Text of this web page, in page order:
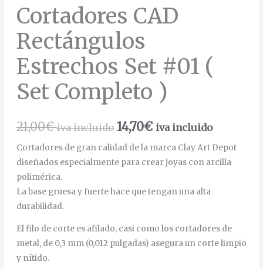
Cortadores CAD
Rectángulos
Estrechos Set #01 (
Set Completo )
21,00€ iva incluido 14,70€ iva incluido
Cortadores de gran calidad de la marca Clay Art Depot
diseñados especialmente para crear joyas con arcilla
polimérica.
La base gruesa y fuerte hace que tengan una alta
durabilidad.
El filo de corte es afilado, casi como los cortadores de
metal, de 0,3 mm (0,012 pulgadas) asegura un corte limpio
y nítido.